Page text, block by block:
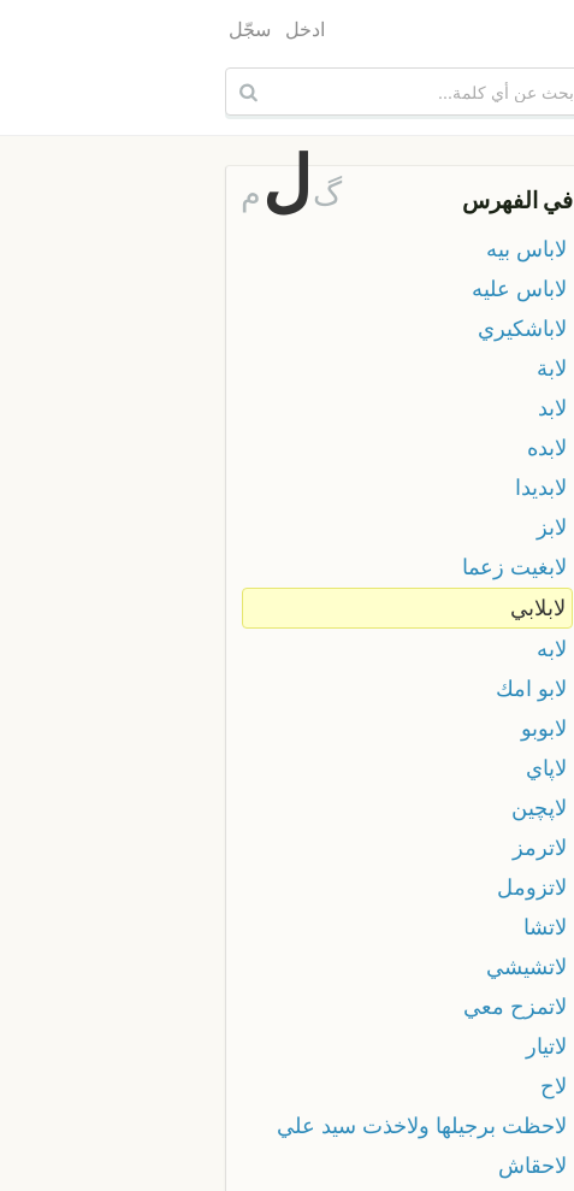
ادخل سجّل
في الفهرس گل م
لاباس بيه
لاباس عليه
لاباشكيري
لابة
لابد
لابده
لابديدا
لابز
لابغيت زعما
لابلابي
لابه
لابو امك
لابوبو
لاپاي
لاپچين
لاترمز
لاتزومل
لاتشا
لاتشيشي
لاتمزح معي
لاتيار
لاح
لاحظت برجيلها ولاخذت سيد علي
لاحقاش